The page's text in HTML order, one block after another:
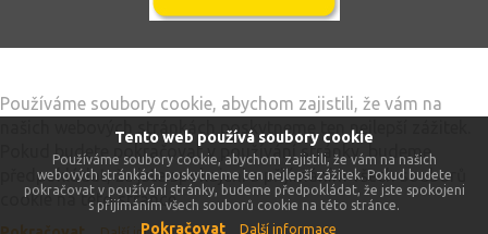
Tento web používá soubory cookie
Používáme soubory cookie, abychom zajistili, že vám na našich
webových stránkách poskytneme ten nejlepší zážitek. Pokud budete
pokračovat v používání stránky, budeme předpokládat, že jste spokojeni
s přijímáním všech souborů cookie na této stránce.
Pokračovat Další informace
Používáme soubory cookie, abychom zajistili, že vám na
našich webových stránkách poskytneme ten nejlepší zážitek.
Pokud budete pokračovat v používání stránky, budeme
předpokládat, že jste spokojeni s přijímáním všech souborů
cookie na této stránce.